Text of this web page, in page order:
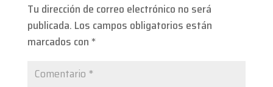
Tu dirección de correo electrónico no será
publicada. Los campos obligatorios están
marcados con*